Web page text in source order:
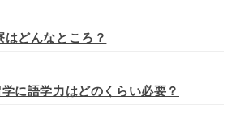
はどんなところ？
に語学力はどのくらい必要？